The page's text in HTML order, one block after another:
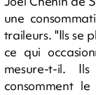
une
traileurs. "Ils se
ce qui
mesure-t-il.
consomment